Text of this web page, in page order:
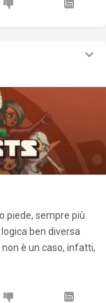
piede, sempre più
ben diversa
è un caso, infatti,